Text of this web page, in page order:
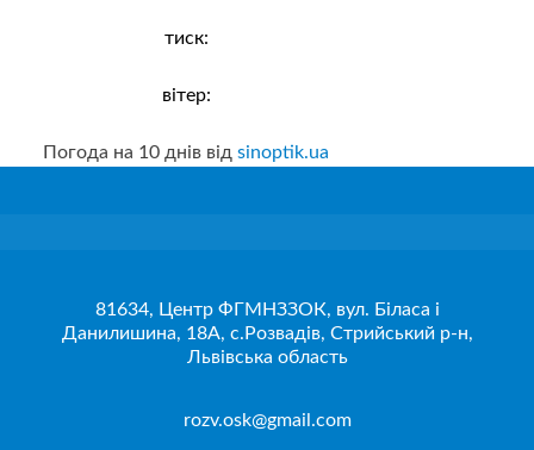
тиск:
вітер:
Погода на 10 днів від sinoptik.ua
81634, Центр ФГМНЗЗОК, вул. Біласа і
Данилишина, 18А, с.Розвадів, Стрийський р-н,
Львівська область
rozv.osk@gmail.com